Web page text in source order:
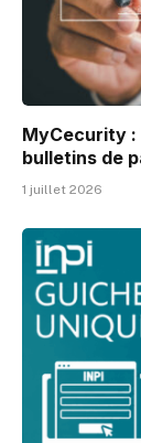
MyCecurity
bulletins de
1 juillet 2026